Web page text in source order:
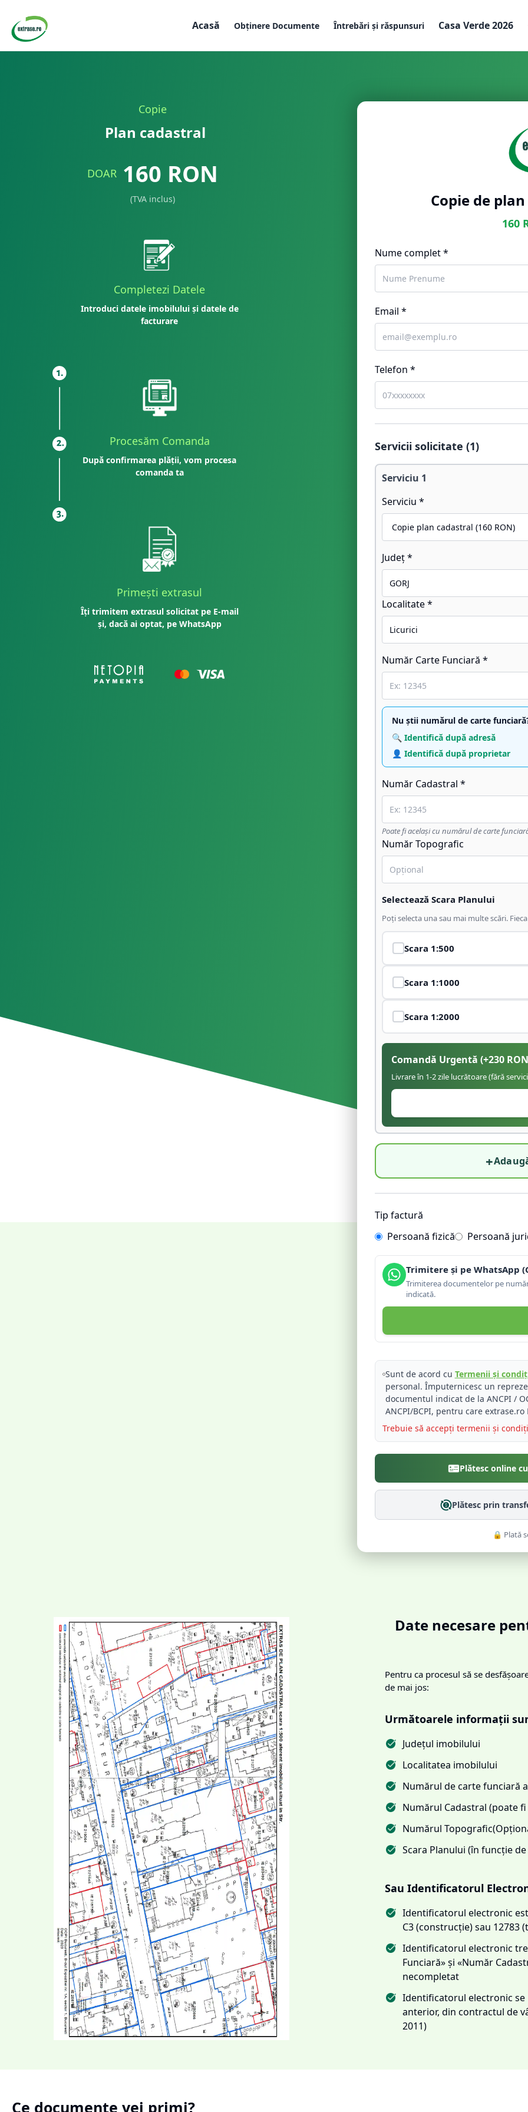
Acasă Obținere Documente Întrebări și răspunsuri Casa Verde 2026
Copie
Plan cadastral
DOAR 160 RON
(TVA inclus)
Completezi Datele
Introduci datele imobilului și datele de
facturare
Procesăm Comanda
După confirmarea plății, vom procesa
comanda ta
Primești extrasul
Îți trimitem extrasul solicitat pe E-mail
și, dacă ai optat, pe WhatsApp
Copie de
160
Nume complet *
Email *
Telefon *
Servicii solicitate (1)
Serviciu 1
Serviciu *
Județ *
Localitate *
Număr Carte Funciară *
Nu știi numărul de carte
🔍 Identifică după adresă
👤 Identifică după proprietar
Număr Cadastral *
Poate fi același cu numărul de carte
Număr Topografic
Selectează Scara Planului
Poți selecta una sau mai multe scări.
Scara 1:500
Scara 1:1000
Scara 1:2000
Comandă Urgentă (+230
Livrare în 1-2 zile lucrătoare (fără
+
Tip factură
Persoană fizică
Persoană
Trimitere și pe WhatsApp
Trimiterea documentelor pe
indicată.
Sunt de acord cu Termenii și
personal. Împuternicesc un
documentul indicat de la ANCPI /
ANCPI/BCPI, pentru care
Trebuie să accepți termenii și
Plătesc online
Plătesc prin
🔒 Plată
Date necesare
Pentru ca procesul să se
de mai jos:
Următoarele informații
Județul imobilului
Localitatea imobilului
Numărul de carte funciară
Numărul Cadastral (poate
Numărul
Scara Planului (în funcție
Sau Identificatorul
Identificatorul electronic
C3 (construcție) sau 12783
Identificatorul electronic
Funciară» și «Număr
necompletat
Identificatorul electronic
anterior, din contractul de
2011)
Ce documente vei primi?